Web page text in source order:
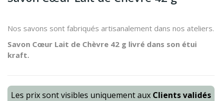
Nos savons sont fabriqués artisanalement dans nos ateliers.
Savon Cœur Lait de Chèvre 42 g livré dans son étui
kraft.
Les prix sont visibles uniquement aux Clients validés